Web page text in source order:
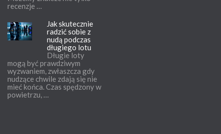
recenzje …
Jak skutecznie
radzić sobie z
nudą podczas
długiego lotu
Długie loty
mogą być prawdziwym
wyzwaniem, zwłaszcza gdy
nudzące chwile zdają się nie
mieć końca. Czas spędzony w
powietrzu, …